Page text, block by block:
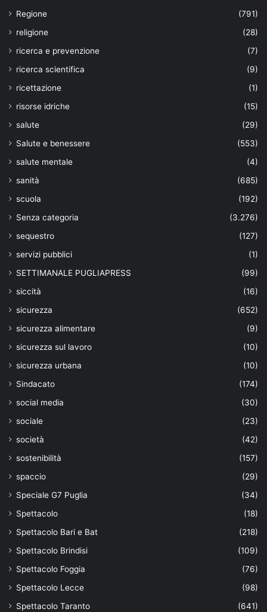
Regione
(791)
religione
(28)
ricerca e prevenzione
(7)
ricerca scientifica
(9)
ricettazione
(1)
risorse idriche
(15)
salute
(29)
Salute e benessere
(553)
salute mentale
(4)
sanità
(685)
scuola
(192)
Senza categoria
(3.276)
sequestro
(127)
servizi pubblici
(1)
SETTIMANALE PUGLIAPRESS
(99)
siccità
(16)
sicurezza
(652)
sicurezza alimentare
(9)
sicurezza sul lavoro
(10)
sicurezza urbana
(10)
Sindacato
(174)
social media
(30)
sociale
(23)
società
(42)
sostenibilità
(157)
spaccio
(29)
Speciale G7 Puglia
(34)
Spettacolo
(18)
Spettacolo Bari e Bat
(218)
Spettacolo Brindisi
(109)
Spettacolo Foggia
(76)
Spettacolo Lecce
(98)
Spettacolo Taranto
(641)